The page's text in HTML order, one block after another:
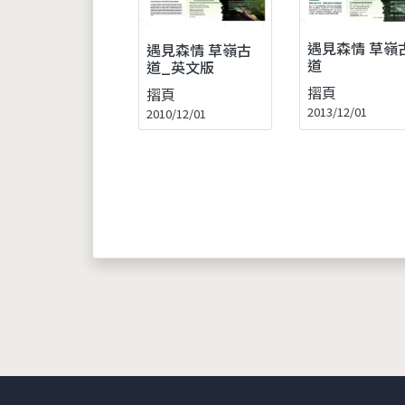
遇見森情 草嶺古
道_英文版
摺頁
2010/12/01
遇見森情 草嶺
道
摺頁
2013/12/01